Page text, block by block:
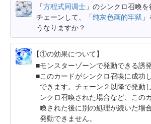
「方程式同调士 」のシンクロ召喚
チェーンして、「纯灰色画的牢狱
うなりますか？
【①の効果について】
モンスターゾーンで発動できる誘
このカードがシンクロ召喚に成功
できます。チェーン２以降で発動
ンクロ召喚された場合など、この
喚された後に別の処理が続いた場
発動できません。